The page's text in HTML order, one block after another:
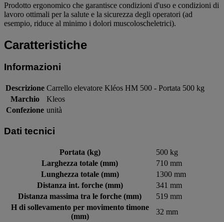
Prodotto ergonomico che garantisce condizioni d'uso e condizioni di
lavoro ottimali per la salute e la sicurezza degli operatori (ad
esempio, riduce al minimo i dolori muscoloscheletrici).
Caratteristiche
Informazioni
Descrizione Carrello elevatore Kléos HM 500 - Portata 500 kg
Marchio
Kleos
Confezione unità
Dati tecnici
Portata (kg)
500 kg
Larghezza totale (mm)
710 mm
Lunghezza totale (mm)
1300 mm
Distanza int. forche (mm)
341 mm
Distanza massima tra le forche (mm)
519 mm
H di sollevamento per movimento timone
(mm)
32 mm